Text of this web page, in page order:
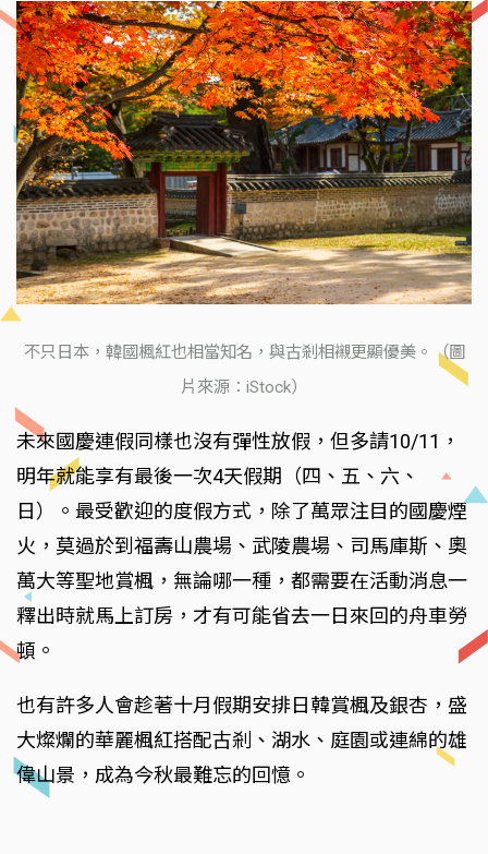
不只日本，韓國楓紅也相當知名，與古剎相襯更顯優美。（圖
片來源：iStock）
未來國慶連假同樣也沒有彈性放假，但多請10/11，
明年就能享有最後一次4天假期（四、五、六、
日）。最受歡迎的度假方式，除了萬眾注目的國慶煙
火，莫過於到福壽山農場、武陵農場、司馬庫斯、奧
萬大等聖地賞楓，無論哪一種，都需要在活動消息一
釋出時就馬上訂房，才有可能省去一日來回的舟車勞
頓。
也有許多人會趁著十月假期安排日韓賞楓及銀杏，盛
大燦爛的華麗楓紅搭配古剎、湖水、庭園或連綿的雄
偉山景，成為今秋最難忘的回憶。